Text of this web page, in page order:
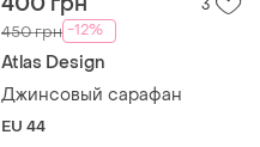
3
450 грн -12%
Atlas Design
Джинсовый сарафан
EU 44